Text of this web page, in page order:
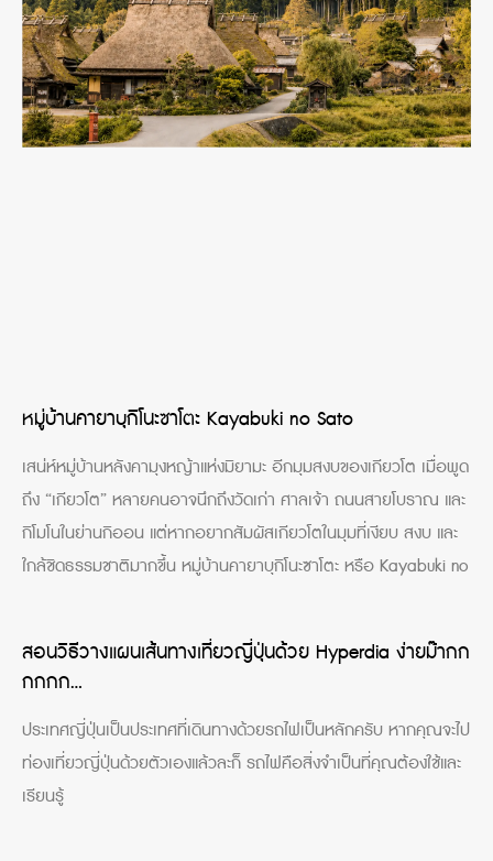
หมู่บ้านคายาบุกิโนะซาโตะ Kayabuki no Sato
เสน่ห์หมู่บ้านหลังคามุงหญ้าแห่งมิยามะ อีกมุมสงบของเกียวโต เมื่อพูด
ถึง “เกียวโต” หลายคนอาจนึกถึงวัดเก่า ศาลเจ้า ถนนสายโบราณ และ
กิโมโนในย่านกิออน แต่หากอยากสัมผัสเกียวโตในมุมที่เงียบ สงบ และ
ใกล้ชิดธรรมชาติมากขึ้น หมู่บ้านคายาบุกิโนะซาโตะ หรือ Kayabuki no
สอนวิธีวางแผนเส้นทางเที่ยวญี่ปุ่นด้วย Hyperdia ง่ายม๊ากก
กกกก…
ประเทศญี่ปุ่นเป็นประเทศที่เดินทางด้วยรถไฟเป็นหลักครับ หากคุณจะไป
ท่องเที่ยวญี่ปุ่นด้วยตัวเองแล้วละก็ รถไฟคือสิ่งจำเป็นที่คุณต้องใช้และ
เรียนรู้